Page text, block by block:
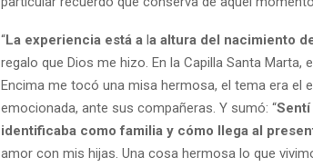
“La experiencia está a a altura del nacimiento
regalo que Dios me hizo. En la Capilla Santa Marta,
Encima me tocó una misa hermosa, el tema era el
emocionada, ante sus compañeras. Y sumó: “
identificaba como familia y cómo llega al
amor con mis hijas. Una cosa hermosa lo que